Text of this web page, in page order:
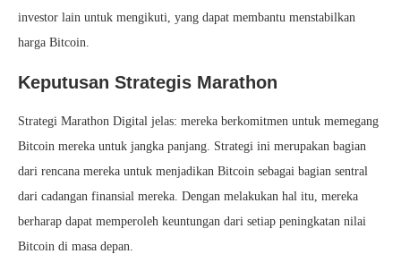
investor lain untuk mengikuti, yang dapat membantu menstabilkan
harga Bitcoin.
Keputusan Strategis Marathon
Strategi Marathon Digital jelas: mereka berkomitmen untuk memegang
Bitcoin mereka untuk jangka panjang. Strategi ini merupakan bagian
dari rencana mereka untuk menjadikan Bitcoin sebagai bagian sentral
dari cadangan finansial mereka. Dengan melakukan hal itu, mereka
berharap dapat memperoleh keuntungan dari setiap peningkatan nilai
Bitcoin di masa depan.